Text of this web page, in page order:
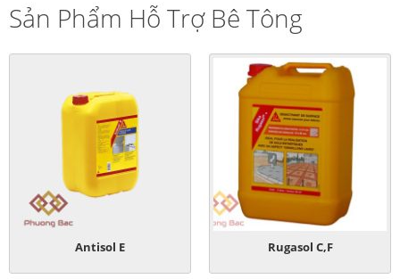
Sản Phẩm Hỗ Trợ Bê Tông
Antisol E Rugasol C,F